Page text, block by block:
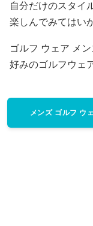
自分だけのスタイ
楽しんでみてはい
ゴルフ ウェア メ
好みのゴルフウェ
メンズ ゴルフ ウ